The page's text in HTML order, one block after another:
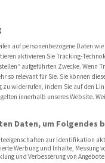
stark
auf personenbezogene Daten
aktivieren Sie Tracking-
aufgeführten Zwecke. Wenn
so relevant für Sie. Sie können
widerrufen, indem Sie auf den
innerhalb unseres Website.
Daten, um Folgendes
zur Identifikation
Werbung und Inhalte, Messung
und Verbesserung von